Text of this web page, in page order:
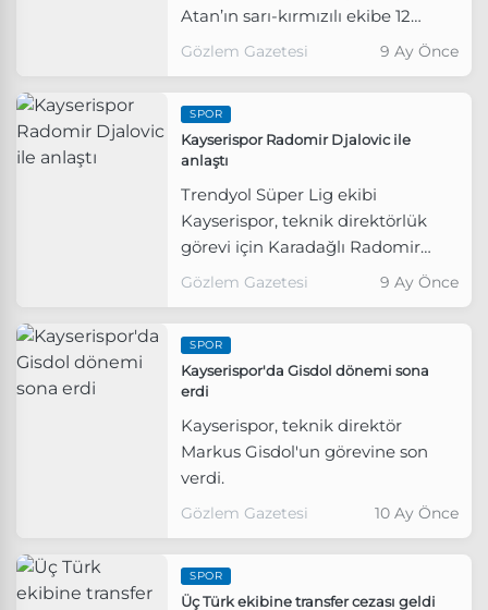
Atan’ın sarı-kırmızılı ekibe 12
milyon TL ödemesine karar verildi.
Gözlem Gazetesi 9 Ay Önce
SPOR
Kayserispor Radomir Djalovic ile
anlaştı
Trendyol Süper Lig ekibi
Kayserispor, teknik direktörlük
görevi için Karadağlı Radomir
Djalovic ile 1+1 yıllık anlaşma
Gözlem Gazetesi 9 Ay Önce
SPOR
Kayserispor'da Gisdol dönemi sona
erdi
Kayserispor, teknik direktör
Markus Gisdol'un görevine son
verdi.
Gözlem Gazetesi 10 Ay Önce
SPOR
Üç Türk ekibine transfer cezası geldi